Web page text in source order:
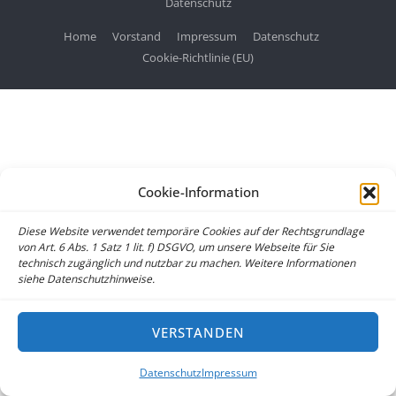
Cookie-Information
Diese Website verwendet temporäre Cookies auf der Rechtsgrundlage
von Art. 6 Abs. 1 Satz 1 lit. f) DSGVO, um unsere Webseite für Sie
technisch zugänglich und nutzbar zu machen. Weitere Informationen
siehe Datenschutzhinweise.
VERSTANDEN
DatenschutzImpressum
Home Vorstand Impressum
Datenschutz
Cookie-Richtlinie (EU)